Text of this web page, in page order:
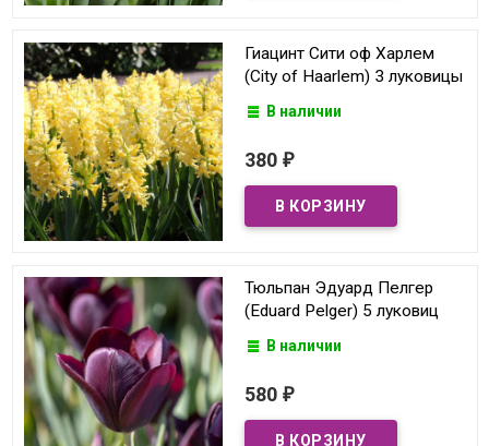
Гиацинт Сити оф Харлем
(City of Haarlem) 3 луковицы
В наличии
380 ₽
Тюльпан Эдуард Пелгер
(Eduard Pelger) 5 луковиц
В наличии
580 ₽